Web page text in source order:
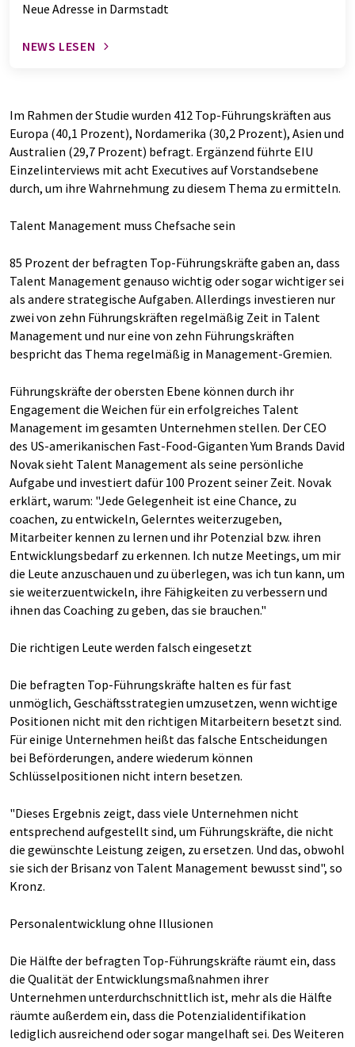
Neue Adresse in Darmstadt
NEWS LESEN
Im Rahmen der Studie wurden 412 Top-Führungskräften aus
Europa (40,1 Prozent), Nordamerika (30,2 Prozent), Asien und
Australien (29,7 Prozent) befragt. Ergänzend führte EIU
Einzelinterviews mit acht Executives auf Vorstandsebene
durch, um ihre Wahrnehmung zu diesem Thema zu ermitteln.
Talent Management muss Chefsache sein
85 Prozent der befragten Top-Führungskräfte gaben an, dass
Talent Management genauso wichtig oder sogar wichtiger sei
als andere strategische Aufgaben. Allerdings investieren nur
zwei von zehn Führungskräften regelmäßig Zeit in Talent
Management und nur eine von zehn Führungskräften
bespricht das Thema regelmäßig in Management-Gremien.
Führungskräfte der obersten Ebene können durch ihr
Engagement die Weichen für ein erfolgreiches Talent
Management im gesamten Unternehmen stellen. Der CEO
des US-amerikanischen Fast-Food-Giganten Yum Brands David
Novak sieht Talent Management als seine persönliche
Aufgabe und investiert dafür 100 Prozent seiner Zeit. Novak
erklärt, warum: "Jede Gelegenheit ist eine Chance, zu
coachen, zu entwickeln, Gelerntes weiterzugeben,
Mitarbeiter kennen zu lernen und ihr Potenzial bzw. ihren
Entwicklungsbedarf zu erkennen. Ich nutze Meetings, um mir
die Leute anzuschauen und zu überlegen, was ich tun kann, um
sie weiterzuentwickeln, ihre Fähigkeiten zu verbessern und
ihnen das Coaching zu geben, das sie brauchen."
Die richtigen Leute werden falsch eingesetzt
Die befragten Top-Führungskräfte halten es für fast
unmöglich, Geschäftsstrategien umzusetzen, wenn wichtige
Positionen nicht mit den richtigen Mitarbeitern besetzt sind.
Für einige Unternehmen heißt das falsche Entscheidungen
bei Beförderungen, andere wiederum können
Schlüsselpositionen nicht intern besetzen.
"Dieses Ergebnis zeigt, dass viele Unternehmen nicht
entsprechend aufgestellt sind, um Führungskräfte, die nicht
die gewünschte Leistung zeigen, zu ersetzen. Und das, obwohl
sie sich der Brisanz von Talent Management bewusst sind", so
Kronz.
Personalentwicklung ohne Illusionen
Die Hälfte der befragten Top-Führungskräfte räumt ein, dass
die Qualität der Entwicklungsmaßnahmen ihrer
Unternehmen unterdurchschnittlich ist, mehr als die Hälfte
räumte außerdem ein, dass die Potenzialidentifikation
lediglich ausreichend oder sogar mangelhaft sei. Des Weiteren